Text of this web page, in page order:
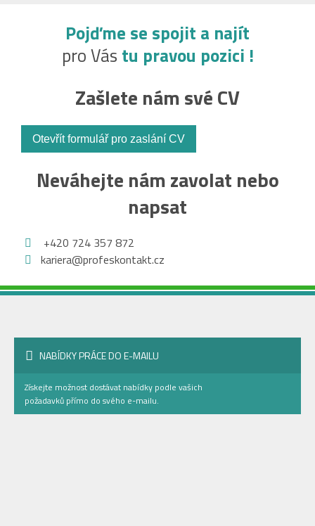
Pojďme se spojit a najít
pro Vás tu pravou pozici !
Zašlete nám své CV
Otevřít formulář pro zaslání CV
Neváhejte nám zavolat nebo
napsat
+420 724 357 872
kariera@profeskontakt.cz
NABÍDKY PRÁCE DO E-MAILU
Získejte možnost dostávat nabídky podle vašich
požadavků přímo do svého e-mailu.